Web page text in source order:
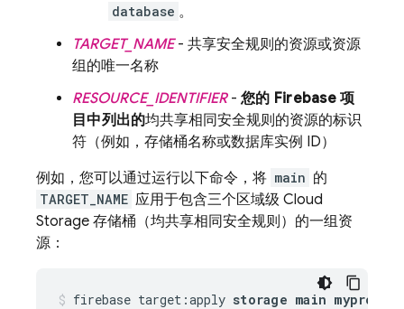
database 。
TARGET_NAME- 共享安全规则的资源或资源
组的唯一名称
RESOURCE_IDENTIFIER- 您的 Firebase 项
目中列出的均共享相同安全规则的资源的标识
符 （例如，存储桶名称或数据库实例 ID）
例如，您可以通过运行以下命令，将 main 的
TARGET_NAME 应用于包含三个区域级 Cloud
Storage 存储桶（均共享相同安全规则）的一组资
源：
firebase target:apply storage main